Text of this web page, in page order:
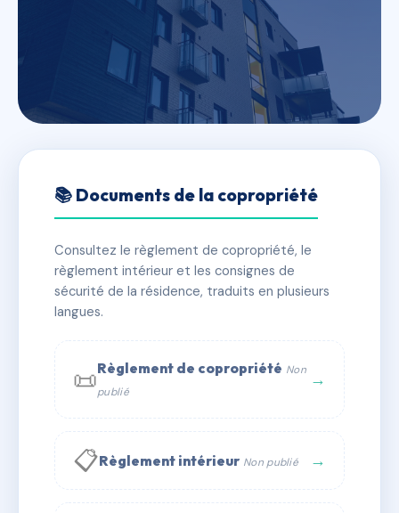
Copropriété 16 rue Française
✓ Immatriculée 🏠 19 lots 🏗 1 bâtiment(s)
📞 Contacter Syndic Digital
📚 Documents de la copropriété
Consultez le règlement de copropriété, le
règlement intérieur et les consignes de
sécurité de la résidence, traduits en plusieurs
langues.
📜Règlement de copropriété Non
publié
→
📋Règlement intérieur Non publié →